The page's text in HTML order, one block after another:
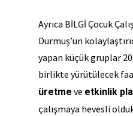
Ayrıca BİLGİ Çocuk
Durmuş’un
yapan küçük gruplar
birlikte yürütülecek
üretme ve etkinlik
çalışmaya hevesli